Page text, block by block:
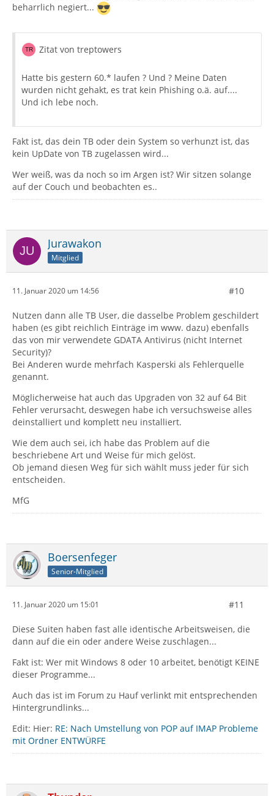
beharrlich negiert...
Zitat von treptowers
Hatte bis gestern 60.* laufen ? Und ? Meine Daten
wurden nicht gehakt, es trat kein Phishing o.ä. auf....
Und ich lebe noch.
Fakt ist, das dein TB oder dein System so verhunzt ist, das
kein UpDate von TB zugelassen wird...
Wer weiß, was da noch so im Argen ist? Wir sitzen solange
auf der Couch und beobachten es..
Jurawakon
Mitglied
11. Januar 2020 um 14:56 #10
Nutzen dann alle TB User, die dasselbe Problem geschildert
haben (es gibt reichlich Einträge im www. dazu) ebenfalls
das von mir verwendete GDATA Antivirus (nicht Internet
Security)?
Bei Anderen wurde mehrfach Kasperski als Fehlerquelle
genannt.
Möglicherweise hat auch das Upgraden von 32 auf 64 Bit
Fehler verursacht, deswegen habe ich versuchsweise alles
deinstalliert und komplett neu installiert.
Wie dem auch sei, ich habe das Problem auf die
beschriebene Art und Weise für mich gelöst.
Ob jemand diesen Weg für sich wählt muss jeder für sich
entscheiden.
MfG
Boersenfeger
Senior-Mitglied
11. Januar 2020 um 15:01 #11
Diese Suiten haben fast alle identische Arbeitsweisen, die
dann auf die ein oder andere Weise zuschlagen...
Fakt ist: Wer mit Windows 8 oder 10 arbeitet, benötigt KEINE
dieser Programme...
Auch das ist im Forum zu Hauf verlinkt mit entsprechenden
Hintergrundlinks...
Edit: Hier: RE: Nach Umstellung von POP auf IMAP Probleme
mit Ordner ENTWÜRFE